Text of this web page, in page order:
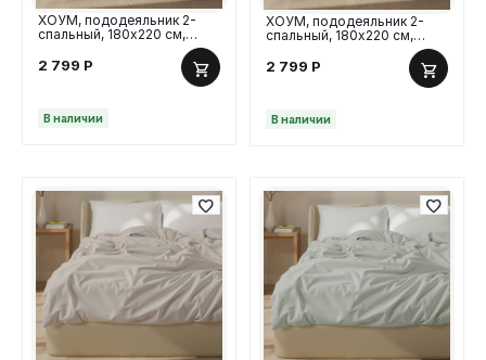
ХОУМ, пододеяльник 2-
спальный, 180х220 см,
2 799 Р
В наличии
ХОУМ, пододеяльник 2-
спальный, 180х220 см,
2 799 Р
В наличии